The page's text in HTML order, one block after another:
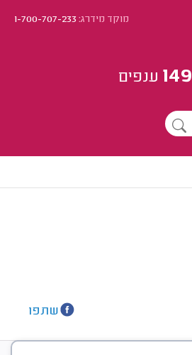
מוקד מידרג:1-700-707-233
149 ענפים
שתפו